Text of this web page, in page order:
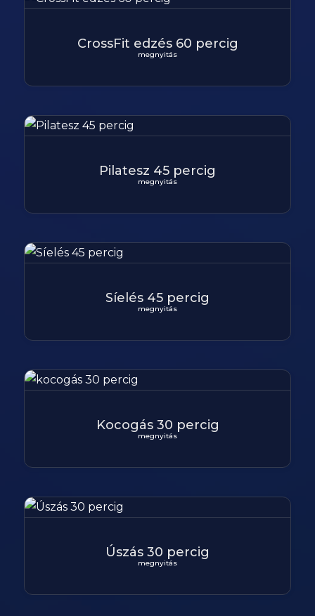
CrossFit edzés 60 percig
megnyitás
Pilatesz 45 percig
megnyitás
Síelés 45 percig
megnyitás
Kocogás 30 percig
megnyitás
Úszás 30 percig
megnyitás